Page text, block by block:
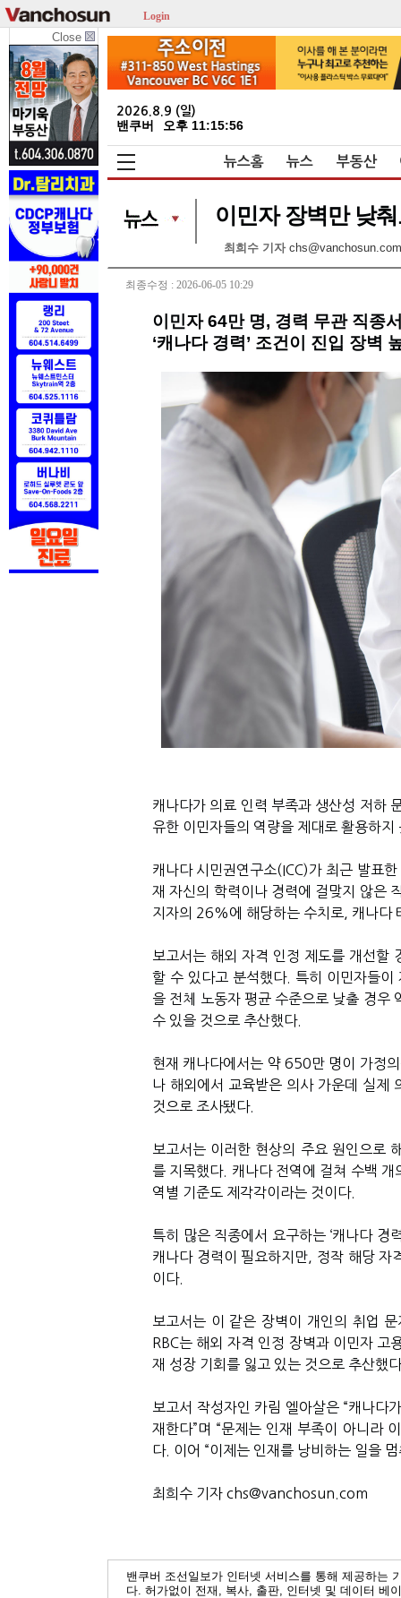
Login
Close
2026.8.9 (일)
밴쿠버 오후 11:15:56
뉴스홈 뉴스 부동산
이민자 장벽만 낮
최희수 기자 chs@vanchosun.com
최종수정 : 2026-06-05 10:29
이민자 64만 명, 경력 무관 직종
‘캐나다 경력’ 조건이 진입 장벽
캐나다가 의료 인력 부족과 생산성 저하
유한 이민자들의 역량을 제대로 활용하
캐나다 시민권연구소(ICC)가 최근 발표
재 자신의 학력이나 경력에 걸맞지 않은
지자의 26%에 해당하는 수치로, 캐나다
보고서는 해외 자격 인정 제도를 개선할
할 수 있다고 분석했다. 특히 이민자들
을 전체 노동자 평균 수준으로 낮출 경
수 있을 것으로 추산했다.
현재 캐나다에서는 약 650만 명이 가정
나 해외에서 교육받은 의사 가운데 실
것으로 조사됐다.
보고서는 이러한 현상의 주요 원인으
를 지목했다. 캐나다 전역에 걸쳐 수백
역별 기준도 제각각이라는 것이다.
특히 많은 직종에서 요구하는 ‘캐나다 경
캐나다 경력이 필요하지만, 정작 해당 자
이다.
보고서는 이 같은 장벽이 개인의 취업
RBC는 해외 자격 인정 장벽과 이민자
재 성장 기회를 잃고 있는 것으로 추산했
보고서 작성자인 카림 엘아살은 “캐나다
재한다”며 “문제는 인재 부족이 아니라
다. 이어 “이제는 인재를 낭비하는 일을
최희수 기자 chs@vanchosun.com
밴쿠버 조선일보가 인터넷 서비스를 통해 제공하는
다. 허가없이 전재, 복사, 출판, 인터넷 및 데이터 베